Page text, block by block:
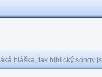
hláška, tak biblický songy